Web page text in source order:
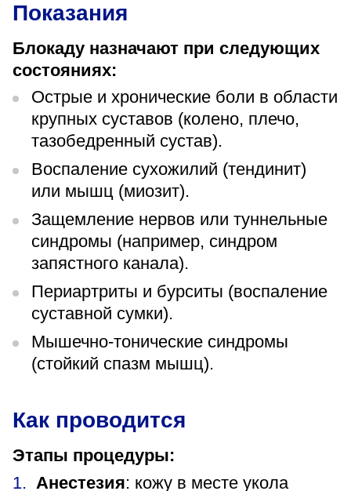
Версия для слабовидящих
Показания
Блокаду назначают при следующих
состояниях:
Острые и хронические боли в области
крупных суставов (колено, плечо,
тазобедренный сустав).
Воспаление сухожилий (тендинит)
или мышц (миозит).
Защемление нервов или туннельные
синдромы (например, синдром
запястного канала).
Периартриты и бурситы (воспаление
суставной сумки).
Мышечно-тонические синдромы
(стойкий спазм мышц).
Как проводится
Этапы процедуры:
Анестезия: кожу в месте укола